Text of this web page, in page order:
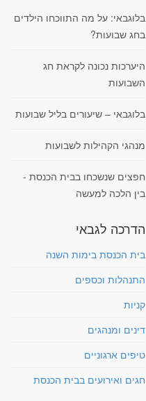
בלוגבאי: על מה התווכחו הילדים
בחג שבועות?
היערכות נכונה לקראת חג
השבועות
בלוגבאי – שיעורים בליל שבועות
מנהגי הקהילות לשבועות
חפצים שנשכחו בבית הכנסת -
בין הלכה למעשה
הדרכה לגבאי
בית הכנסת בימות השנה
התנהלות וכספים
קניות
דינים ומנהגים
טיפים ארגוניים
חגים ואירועים בבית הכנסת